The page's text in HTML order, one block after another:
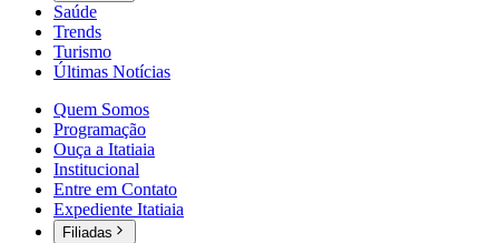
Saúde
Trends
Turismo
Últimas Notícias
Quem Somos
Programação
Ouça a Itatiaia
Institucional
Entre em Contato
Expediente Itatiaia
Filiadas